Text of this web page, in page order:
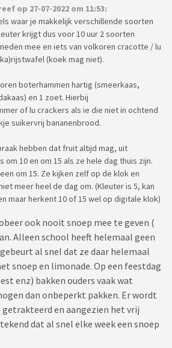
op 27-07-2022 om 11:53:
waar je makkelijk verschillende soorten
krijgt dus voor 10 uur 2 soorten
mee en iets van volkoren cracotte / lu
(koek mag niet).
boterhammen hartig (smeerkaas,
en 1 zoet. Hierbij
of lu crackers als ie die niet in ochtend
suikervrij bananenbrood.
hebben dat fruit altijd mag, uit
om 10 en om 15 als ze hele dag thuis zijn.
om 15. Ze kijken zelf op de klok en
meer heel de dag om. (Kleuter is 5, kan
maar herkent 10 of 15 wel op digitale klok)
ook nooit snoep mee te geven (
Alleen school heeft helemaal geen
al snel dat ze daar helemaal
snoep en limonade. Op een feestdag
enz) bakken ouders vaak wat
dan onbeperkt pakken. Er wordt
en aangezien het vrij
dat al snel elke week een snoep